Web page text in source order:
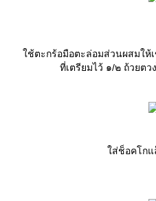
ช้ตะกร้อมือตะล่อมส่วนผสมให้
ที่เตรียมไว้ ๑/๒ ถ้วยตว
ส่ช็อคโกแ